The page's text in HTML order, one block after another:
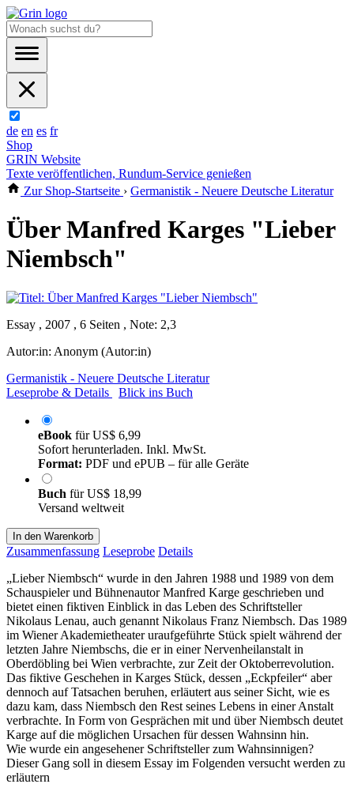
de en es fr
Shop
GRIN Website
Texte veröffentlichen, Rundum-Service genießen
Zur Shop-Startseite › Germanistik - Neuere Deutsche Literatur
Über Manfred Karges "Lieber
Niembsch"
Essay , 2007 , 6 Seiten , Note: 2,3
Autor:in: Anonym (Autor:in)
Germanistik - Neuere Deutsche Literatur
Leseprobe & Details
Blick ins Buch
eBook fürUS$ 6,99
Sofort herunterladen. Inkl. MwSt.
Format: PDF und ePUB – für alle Geräte
Buch fürUS$ 18,99
Versand weltweit
In den Warenkorb
Zusammenfassung Leseprobe Details
„Lieber Niembsch“ wurde in den Jahren 1988 und 1989 von dem
Schauspieler und Bühnenautor Manfred Karge geschrieben und
bietet einen fiktiven Einblick in das Leben des Schriftsteller
Nikolaus Lenau, auch genannt Nikolaus Franz Niembsch. Das 1989
im Wiener Akademietheater uraufgeführte Stück spielt während der
letzten Jahre Niembschs, die er in einer Nervenheilanstalt in
Oberdöbling bei Wien verbrachte, zur Zeit der Oktoberrevolution.
Das fiktive Geschehen in Karges Stück, dessen „Eckpfeiler“ aber
dennoch auf Tatsachen beruhen, erläutert aus seiner Sicht, wie es
dazu kam, dass Niembsch den Rest seines Lebens in einer Anstalt
verbrachte. In Form von Gesprächen mit und über Niembsch deutet
Karge auf die möglichen Ursachen für dessen Wahnsinn hin.
Wie wurde ein angesehener Schriftsteller zum Wahnsinnigen?
Dieser Gang soll in diesem Essay im Folgenden versucht werden zu
erläutern